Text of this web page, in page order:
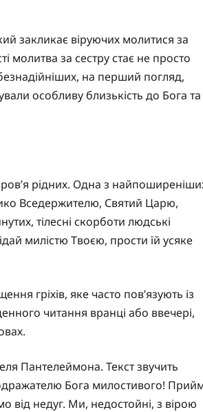
закликає віруючих молитися за
молитва за сестру стає не просто
на перший погляд,
особливу близькість до Бога та
рідних. Одна з
Вседержителю, Святий Царю,
тілесні скорботи людські
милістю Твоєю, прости їй усяке
гріхів, яке часто пов’язують із
читання вранці або ввечері,
Пантелеймона. Текст звучить
Бога милостивого!
від недуг. Ми, недостойні, з вірою